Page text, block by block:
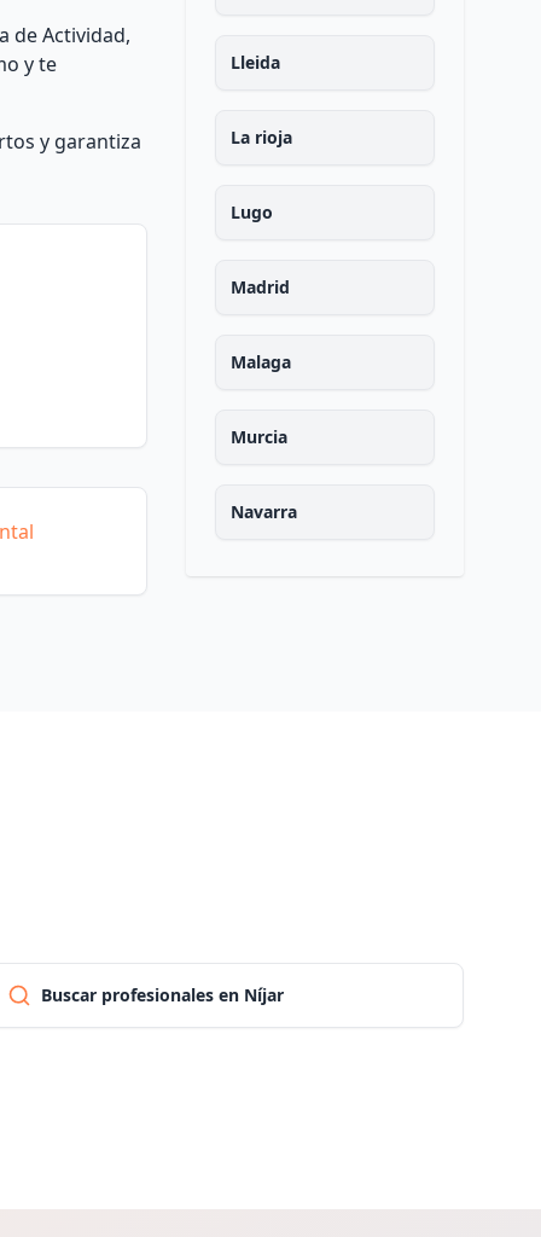
de Actividad,
y te
y garantiza
Lleida
La rioja
Lugo
Madrid
Malaga
Murcia
Navarra
Salamanca
Santa cruz de tenerife
Buscar profesionales en Níjar